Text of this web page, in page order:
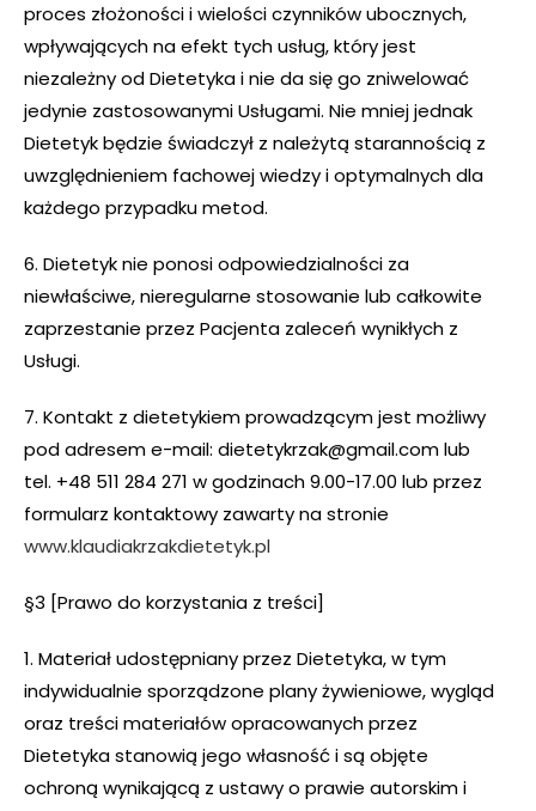
proces złożoności i wielości czynników ubocznych,
wpływających na efekt tych usług, który jest
niezależny od Dietetyka i nie da się go zniwelować
jedynie zastosowanymi Usługami. Nie mniej jednak
Dietetyk będzie świadczył z należytą starannością z
uwzględnieniem fachowej wiedzy i optymalnych dla
każdego przypadku metod.
6. Dietetyk nie ponosi odpowiedzialności za
niewłaściwe, nieregularne stosowanie lub całkowite
zaprzestanie przez Pacjenta zaleceń wynikłych z
Usługi.
7. Kontakt z dietetykiem prowadzącym jest możliwy
pod adresem e-mail: dietetykrzak@gmail.com lub
tel. +48 511 284 271 w godzinach 9.00-17.00 lub przez
formularz kontaktowy zawarty na stronie
www.klaudiakrzakdietetyk.pl
§3 [Prawo do korzystania z treści]
1. Materiał udostępniany przez Dietetyka, w tym
indywidualnie sporządzone plany żywieniowe, wygląd
oraz treści materiałów opracowanych przez
Dietetyka stanowią jego własność i są objęte
ochroną wynikającą z ustawy o prawie autorskim i